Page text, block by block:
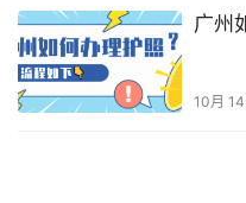
广州
10月